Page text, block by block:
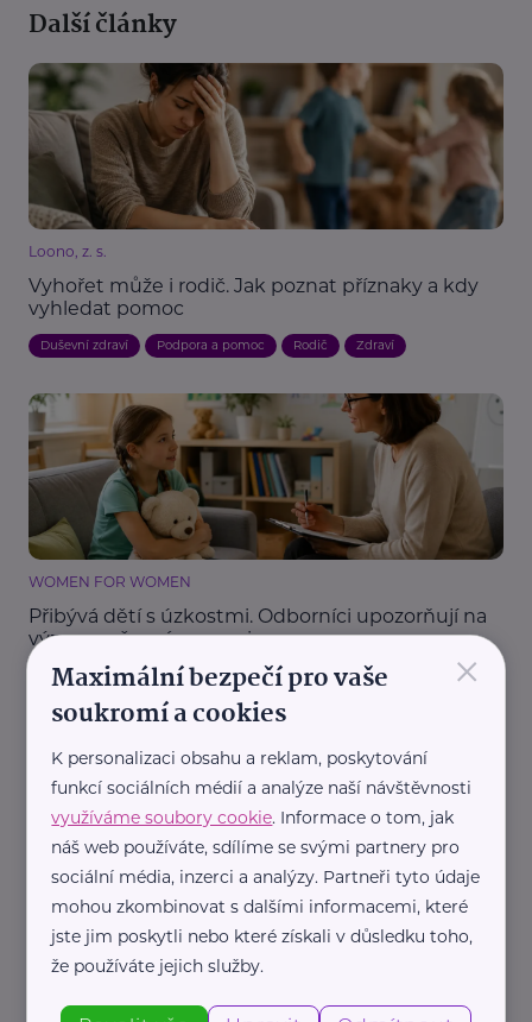
Další články
Loono, z. s.
Vyhořet může i rodič. Jak poznat příznaky a kdy
vyhledat pomoc
Duševní zdraví Podpora a pomoc Rodič Zdraví
WOMEN FOR WOMEN
Přibývá dětí s úzkostmi. Odborníci upozorňují na
význam včasné pomoci
Děti Dospívání Duševní zdraví Podpora a pomoc Rodina
Redakce eMaminy.cz
Když je toho na rodinu moc: Jak chránit duševní
zdraví dětí a proč si máma musí psát odpočinek
×
Maximální bezpečí pro vaše
soukromí a cookies
K personalizaci obsahu a reklam, poskytování
funkcí sociálních médií a analýze naší návštěvnosti
využíváme soubory cookie. Informace o tom, jak
náš web používáte, sdílíme se svými partnery pro
sociální média, inzerci a analýzy. Partneři tyto údaje
mohou zkombinovat s dalšími informacemi, které
jste jim poskytli nebo které získali v důsledku toho,
že používáte jejich služby.